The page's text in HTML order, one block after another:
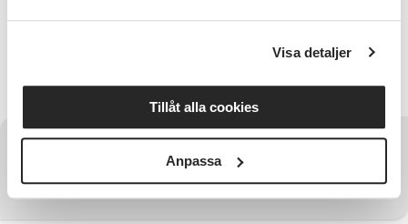
Visa detaljer
Tillåt alla cookies
Anpassa
Ladda ner inbjudan här.
Kontakta SV Regionförbund Västra Götaland